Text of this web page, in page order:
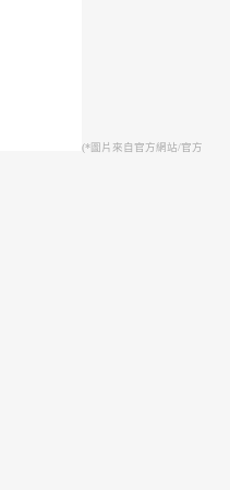
(*圖片來自官方網站/官方